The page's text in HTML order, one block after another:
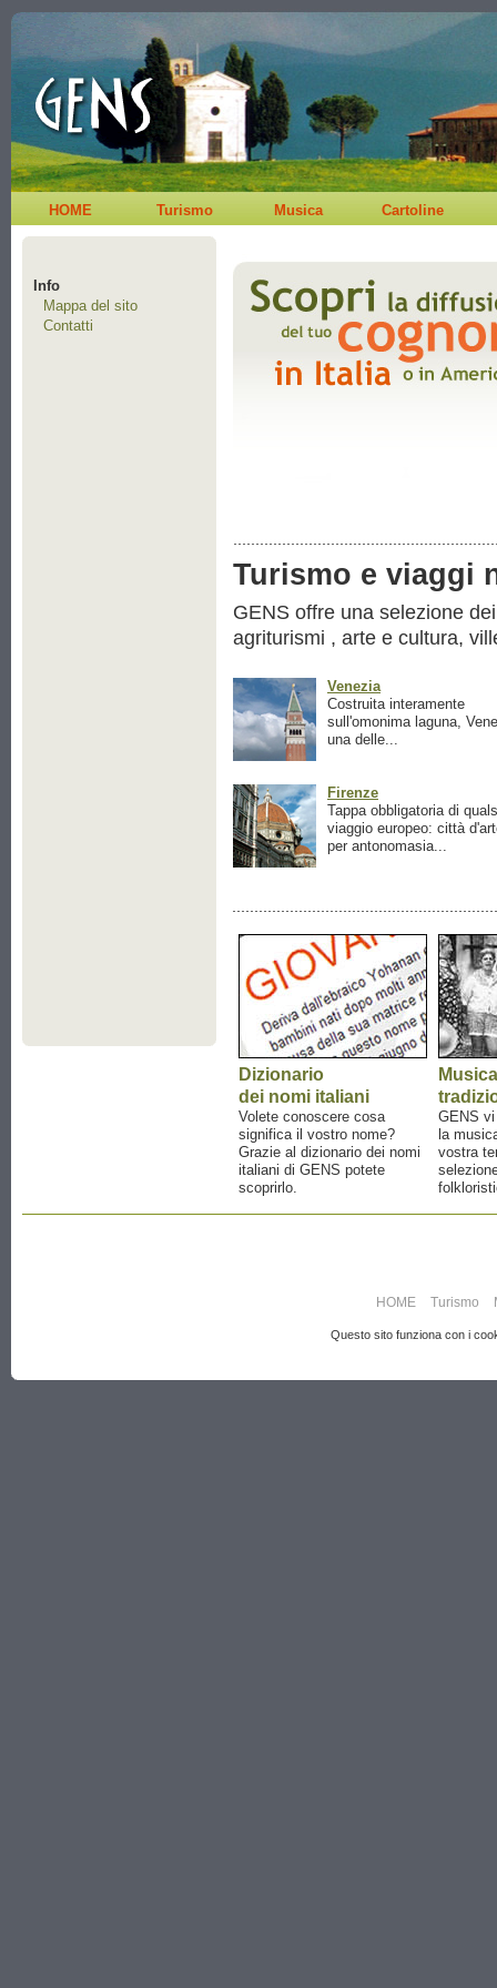
HOME Turismo Musica Cartoline
Info
Mappa del sito
Contatti
Turismo e viaggi
GENS offre una selezione
agriturismi , arte e cultura,
Venezia
Costruita interamente
sull'omonima laguna,
una delle...
Firenze
Tappa obbligatoria di
viaggio europeo: città
per antonomasia...
Dizionario
dei nomi italiani
Volete conoscere cosa
significa il vostro nome?
Grazie al dizionario dei nomi
italiani di GENS potete
scoprirlo.
Musica
GENS
la
vostra
HOME Turismo
Questo sito funziona con i